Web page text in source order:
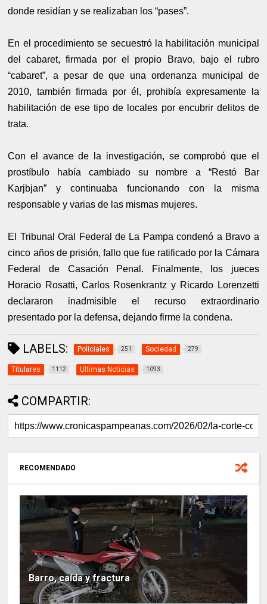
donde residían y se realizaban los “pases”.
En el procedimiento se secuestró la habilitación municipal
del cabaret, firmada por el propio Bravo, bajo el rubro
“cabaret”, a pesar de que una ordenanza municipal de
2010, también firmada por él, prohibía expresamente la
habilitación de ese tipo de locales por encubrir delitos de
trata.
Con el avance de la investigación, se comprobó que el
prostíbulo había cambiado su nombre a “Restó Bar
Karjbjan” y continuaba funcionando con la misma
responsable y varias de las mismas mujeres.
El Tribunal Oral Federal de La Pampa condenó a Bravo a
cinco años de prisión, fallo que fue ratificado por la Cámara
Federal de Casación Penal. Finalmente, los jueces
Horacio Rosatti, Carlos Rosenkrantz y Ricardo Lorenzetti
declararon inadmisible el recurso extraordinario
presentado por la defensa, dejando firme la condena.
LABELS: Policiales 251 Sociedad 279
Titulares 1112 Ultimas Noticias 1093
COMPARTIR:
RECOMENDADO
Barro, caída y fractura